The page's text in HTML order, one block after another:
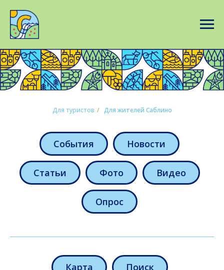
Для туристов / Для жителей Саблино
События Новости
Статьи Фото Видео
Опрос
Карта Поиск